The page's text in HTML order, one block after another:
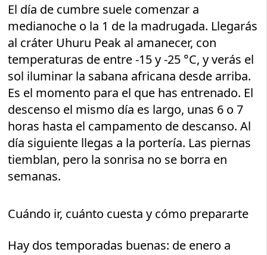
El día de cumbre suele comenzar a
medianoche o la 1 de la madrugada. Llegarás
al cráter Uhuru Peak al amanecer, con
temperaturas de entre -15 y -25 °C, y verás el
sol iluminar la sabana africana desde arriba.
Es el momento para el que has entrenado. El
descenso el mismo día es largo, unas 6 o 7
horas hasta el campamento de descanso. Al
día siguiente llegas a la portería. Las piernas
tiemblan, pero la sonrisa no se borra en
semanas.
Cuándo ir, cuánto cuesta y cómo prepararte
Hay dos temporadas buenas: de enero a